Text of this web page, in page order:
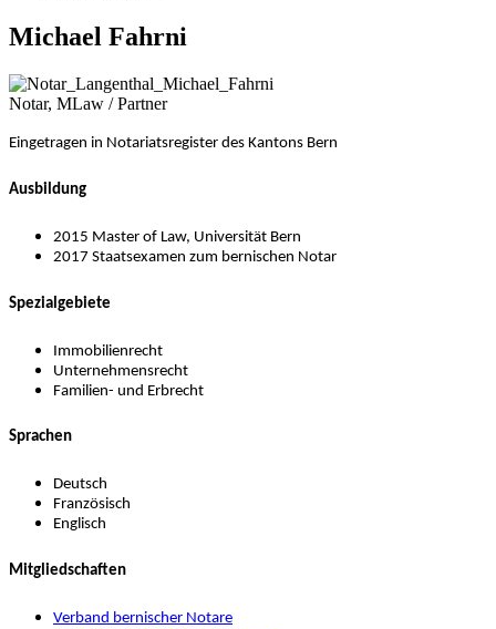
Michael Fahrni
Notar, MLaw / Partner
Eingetragen in Notariatsregister des Kantons Bern
Ausbildung
2015 Master of Law, Universität Bern
2017 Staatsexamen zum bernischen Notar
Spezialgebiete
Immobilienrecht
Unternehmensrecht
Familien- und Erbrecht
Sprachen
Deutsch
Französisch
Englisch
Mitgliedschaften
Verband bernischer Notare